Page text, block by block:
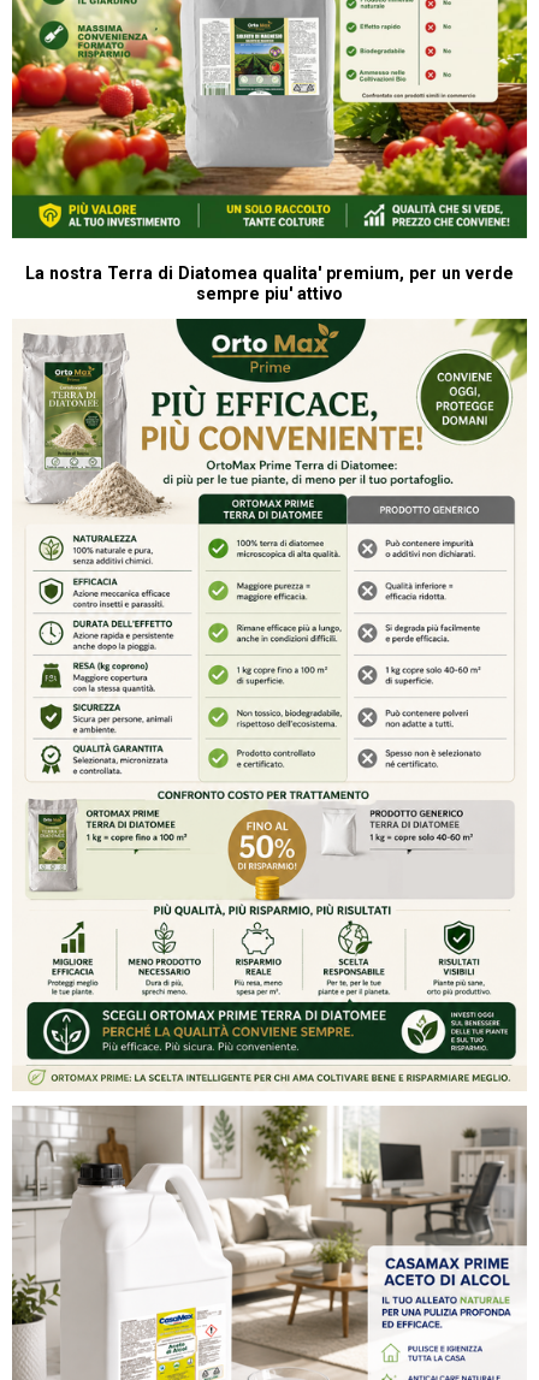
La nostra Terra di Diatomea qualita' premium, per un verde
sempre piu' attivo